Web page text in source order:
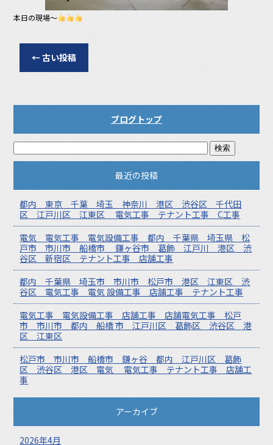
本日の現場〜
←古い投稿
ブログトップ
最近の投稿
都内 東京 千葉 埼玉 神奈川 港区 渋谷区 千代田
区 江戸川区 江東区 電気工事 テナント工事 C工事
電気 電気工事 電気設備工事 都内 千葉県 埼玉県 松
戸市 市川市 船橋市 鎌ヶ谷市 葛飾 江戸川 港区 渋
谷区 新宿区 テナント工事 店舗工事
都内 千葉県 埼玉市 市川市 松戸市 港区 江東区 渋
谷区 電気工事 電気 設備工事 店舗工事 テナント工事
電気工事 電気設備工事 店舗工事 店舗電気工事 松戸
市 市川市 都内 船橋 市 江戸川区 葛飾区 渋谷区 港
区 江東区
松戸市 市川市 船橋市 鎌ヶ谷 都内 江戸川区 葛飾
区 渋谷区 港区 電気 電気工事 テナント工事 店舗工
事
アーカイブ
2026年4月